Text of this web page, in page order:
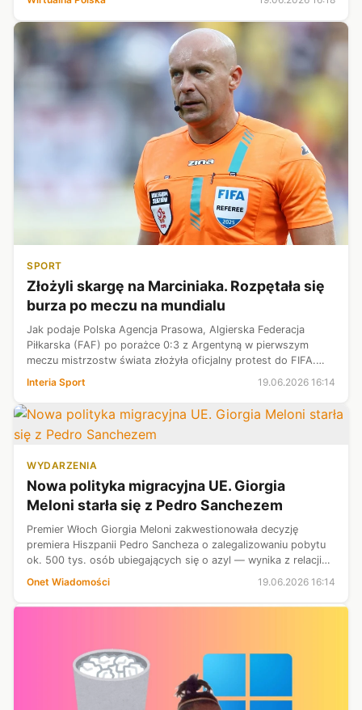
SPORT
Złożyli skargę na Marciniaka. Rozpętała się
burza po meczu na mundialu
Jak podaje Polska Agencja Prasowa, Algierska Federacja
Piłkarska (FAF) po porażce 0:3 z Argentyną w pierwszym
meczu mistrzostw świata złożyła oficjalny protest do FIFA.
Powód? Brak czerwonej kartki dla Lionela Messiego za
potencjalne przewinienie z 3...
Interia Sport 19.06.2026 16:14
WYDARZENIA
Nowa polityka migracyjna UE. Giorgia
Meloni starła się z Pedro Sanchezem
Premier Włoch Giorgia Meloni zakwestionowała decyzję
premiera Hiszpanii Pedro Sancheza o zalegalizowaniu pobytu
ok. 500 tys. osób ubiegających się o azyl — wynika z relacji
trzech unijnych dyplomatów i jednego urzędnika UE. Do
Onet Wiadomości 19.06.2026 16:14